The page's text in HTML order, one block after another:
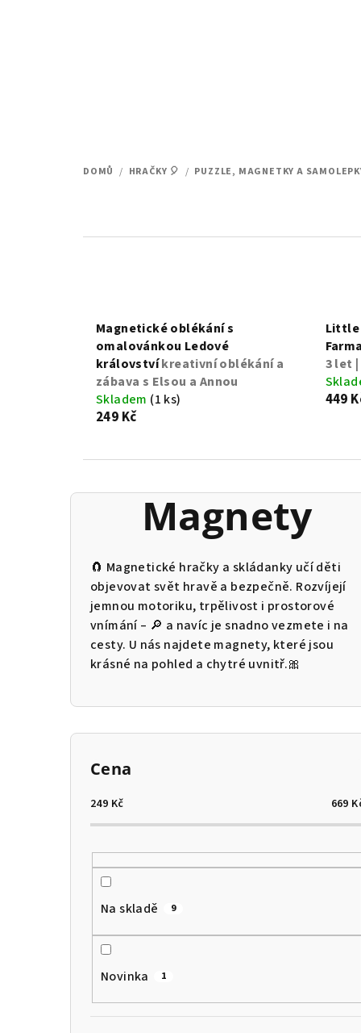
DOMŮ / HRAČKY 🎈 / PUZZLE, MAGNETKY A
Magnetické oblékání s
omalovánkou Ledové
královstvíkreativní oblékání a
zábava s Elsou a Annou
Skladem (1 ks)
249 Kč
Little
3 let
449
Magnety
🧲 Magnetické hračky a skládanky učí děti
objevovat svět hravě a bezpečně. Rozvíjejí
jemnou motoriku, trpělivost i prostorové
vnímání – 🔎 a navíc je snadno vezmete i na
cesty. U nás najdete magnety, které jsou
krásné na pohled a chytré uvnitř.🎀
P
Cena
249 Kč 669
Na skladě 9
Novinka 1